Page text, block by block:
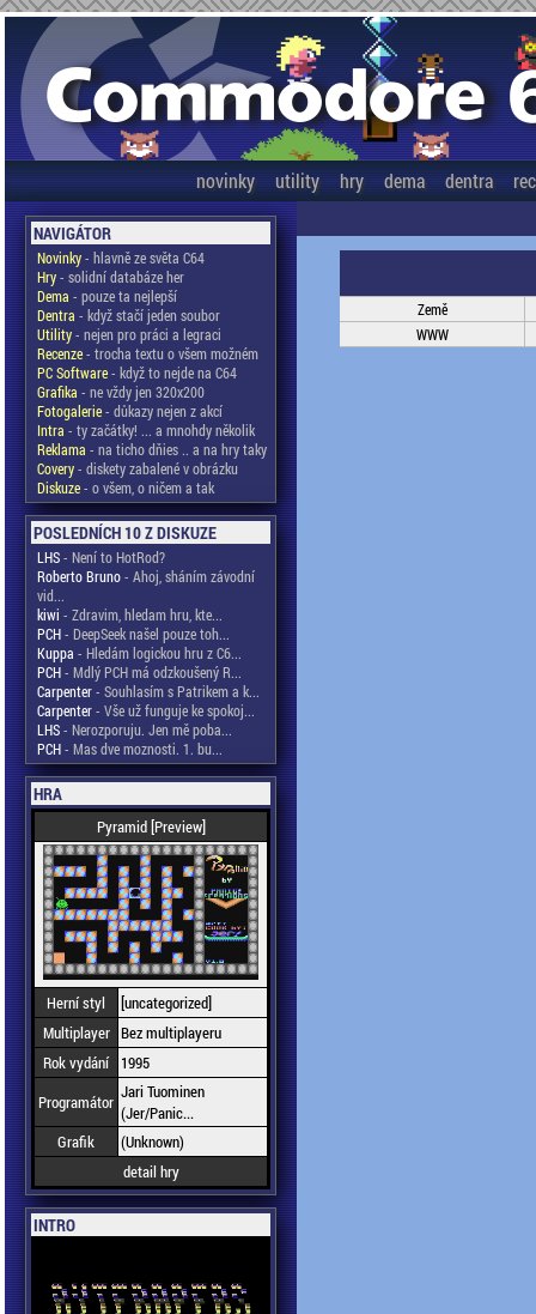
novinky utility hry dema dentra
NAVIGÁTOR
Novinky- hlavně ze světa C64
Hry- solidní databáze her
Dema - pouze ta nejlepší
Dentra - když stačí jeden soubor
Utility- nejen pro práci a legraci
Recenze- trocha textu o všem možném
PC Software- když to nejde na C64
Grafika - ne vždy jen 320x200
Fotogalerie- důkazy nejen z akcí
Intra - ty začátky! ... a mnohdy několik
Reklama - na ticho dňies .. a na hry taky
Covery- diskety zabalené v obrázku
Diskuze- o všem, o ničem a tak
POSLEDNÍCH 10 Z DISKUZE
LHS- Není to HotRod?
Roberto Bruno- Ahoj, sháním závodní
vid...
kiwi - Zdravim, hledam hru, kte...
PCH- DeepSeek našel pouze toh...
Kuppa - Hledám logickou hru z C6...
PCH- Mdlý PCH má odzkoušený R...
Carpenter- Souhlasím s Patrikem a k...
Carpenter- Vše už funguje ke spokoj...
LHS- Nerozporuju. Jen mě poba...
PCH- Mas dve moznosti. 1. bu...
HRA
Pyramid [Preview]
Herní styl
[uncategorized]
Multiplayer Bez multiplayeru
Rok vydání
1995
Programátor Jari Tuominen
(Jer/Panic...
Grafik
(Unknown)
detail hry
INTRO
Země
WWW